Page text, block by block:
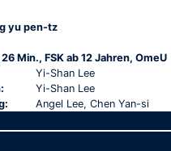
yu pen-tz
Min., FSK ab 12 Jahren, OmeU
Yi-Shan Lee
Yi-Shan Lee
Angel Lee, Chen Yan-si